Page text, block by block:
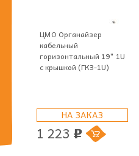
ЦМО Органайзер
кабельный
горизонтальный 19" 1U
с крышкой (ГКЗ-1U)
НА ЗАКАЗ
1 223 p